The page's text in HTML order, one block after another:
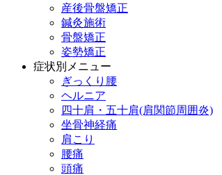
産後骨盤矯正
鍼灸施術
骨盤矯正
姿勢矯正
症状別メニュー
ぎっくり腰
ヘルニア
四十肩・五十肩(肩関節周囲炎)
坐骨神経痛
肩こり
腰痛
頭痛